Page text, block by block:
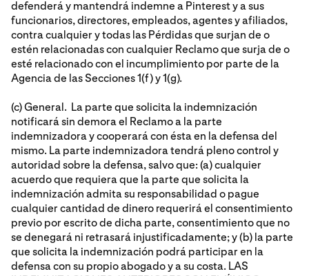
defenderá y mantendrá indemne a Pinterest y a sus
funcionarios, directores, empleados, agentes y afiliados,
contra cualquier y todas las Pérdidas que surjan de o
estén relacionadas con cualquier Reclamo que surja de o
esté relacionado con el incumplimiento por parte de la
Agencia de las Secciones 1(f) y 1(g).
(c) General. La parte que solicita la indemnización
notificará sin demora el Reclamo a la parte
indemnizadora y cooperará con ésta en la defensa del
mismo. La parte indemnizadora tendrá pleno control y
autoridad sobre la defensa, salvo que: (a) cualquier
acuerdo que requiera que la parte que solicita la
indemnización admita su responsabilidad o pague
cualquier cantidad de dinero requerirá el consentimiento
previo por escrito de dicha parte, consentimiento que no
se denegará ni retrasará injustificadamente; y (b) la parte
que solicita la indemnización podrá participar en la
defensa con su propio abogado y a su costa. LAS